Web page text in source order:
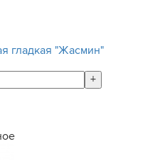
гладкая "Жасмин"
+